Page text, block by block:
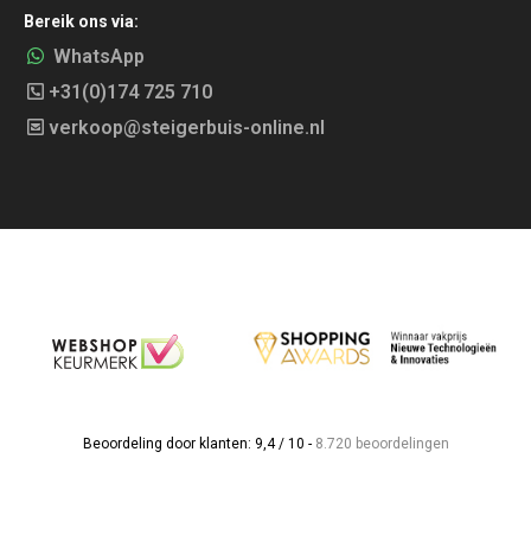
Bereik ons via:
WhatsApp
+31(0)174 725 710
verkoop@steigerbuis-online.nl
Beoordeling door klanten: 9,4 / 10 - 8.720 beoordelingen